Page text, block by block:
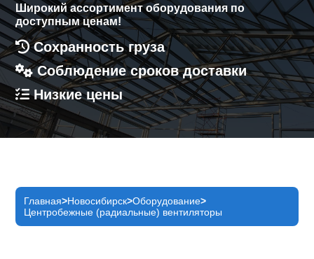
Широкий ассортимент оборудования по
доступным ценам!
Сохранность груза
Соблюдение сроков доставки
Низкие цены
Главная Новосибирск Оборудование
Центробежные (радиальные) вентиляторы